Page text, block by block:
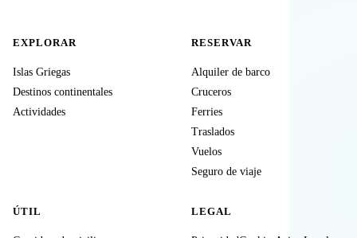
EXPLORAR
Islas Griegas
Destinos continentales
Actividades
RESERVAR
Alquiler de barco
Cruceros
Ferries
Traslados
Vuelos
Seguro de viaje
ÚTIL LEGAL